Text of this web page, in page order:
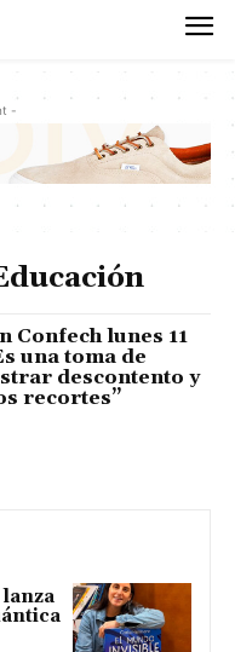
-
Confech lunes 11
una toma de
descontento y
recortes”